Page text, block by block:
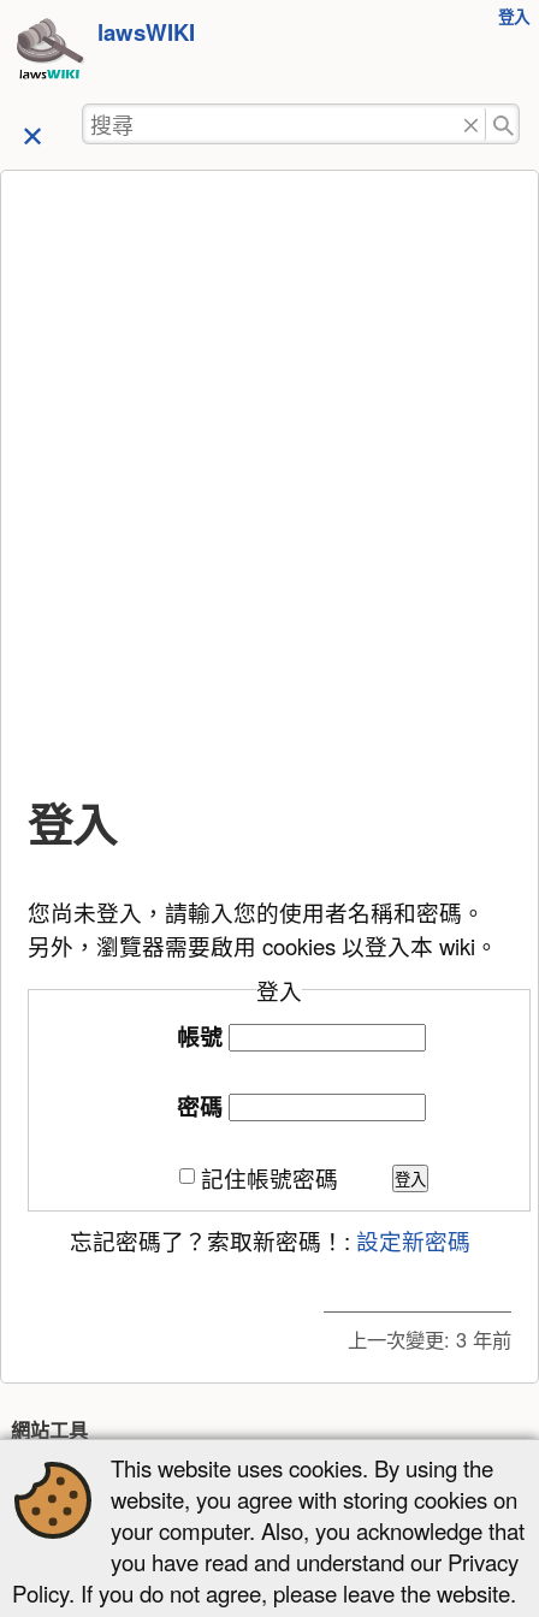
跳
至
容
lawsWIKI
工
登入
搜
尋
登入
您尚未登入，請輸入您的使用者名稱和密碼。
另外，瀏覽器需要啟用 cookies 以登入本 wiki。
登入
帳號
密碼
記住帳號密碼 登入
忘記密碼了？索取新密碼！: 設定新密碼
上一次變更: 3 年前
網站工具
最近更新 多媒體管理器 網站地圖
頁面工具
舊版 反向連結 回到頁頂
This website uses cookies. By using the
website, you agree with storing cookies on
your computer. Also, you acknowledge that
you have read and understand our Privacy
Policy. If you do not agree, please leave the website.